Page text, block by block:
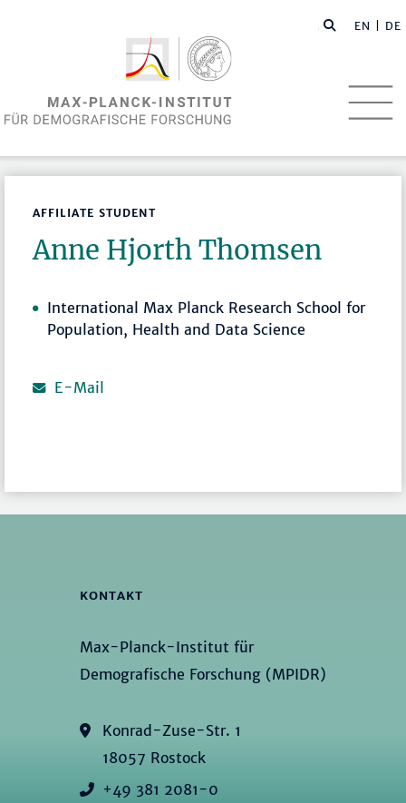
EN | DE
AFFILIATE STUDENT
Anne Hjorth Thomsen
International Max Planck Research School for
Population, Health and Data Science
E-Mail
KONTAKT
Max-Planck-Institut für
Demografische Forschung (MPIDR)
Konrad-Zuse-Str. 1
18057 Rostock
+49 381 2081-0